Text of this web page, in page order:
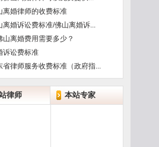
离婚律师的收费标准
离婚诉讼费标准/佛山离婚诉...
山离婚费用需要多少？
诉讼费标准
省律师服务收费标准（政府指...
律师 本站专家